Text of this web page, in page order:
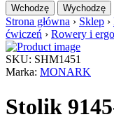
Wchodzę Wychodzę
Strona główna › Sklep ›
ćwiczeń › Rowery i
SKU: SHM1451
Marka: MONARK
Stolik